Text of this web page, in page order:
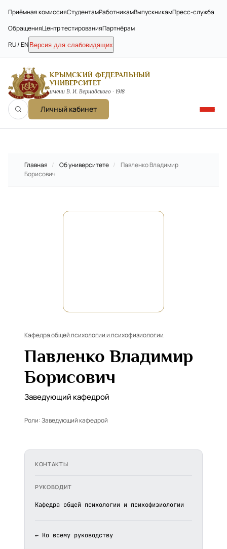
Приёмная комиссияСтудентамРаботникамВыпускникамПресс-служба
ОбращенияЦентр тестированияПартнёрам
RU / EN Версия для слабовидящих
КРЫМСКИЙ ФЕДЕРАЛЬНЫЙ
УНИВЕРСИТЕТ
имени В. И. Вернадского · 1918
Личный кабинет
Главная / Об университете /
Павленко Владимир
Борисович
Кафедра общей психологии и психофизиологии
Павленко Владимир
Борисович
Заведующий кафедрой
Роли:Заведующий кафедрой
КОНТАКТЫ
РУКОВОДИТ
Кафедра общей психологии и психофизиологии
← Ко всему руководству